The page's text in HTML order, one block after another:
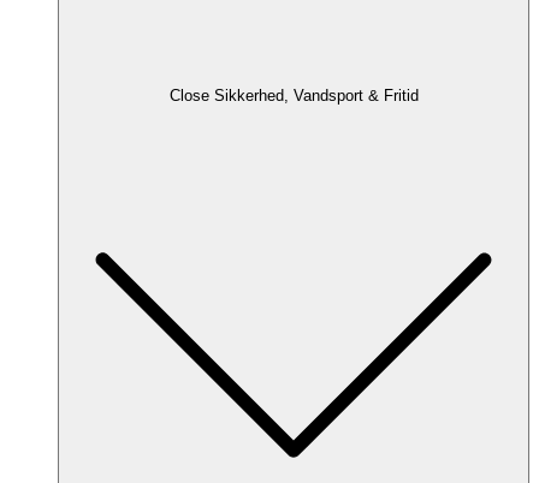
Close Sikkerhed, Vandsport & Fritid